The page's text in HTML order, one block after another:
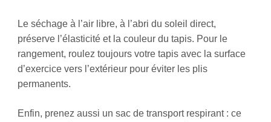
Le séchage à l’air libre, à l’abri du soleil direct,
préserve l’élasticité et la couleur du tapis. Pour le
rangement, roulez toujours votre tapis avec la surface
d’exercice vers l’extérieur pour éviter les plis
permanents.
Enfin, prenez aussi un sac de transport respirant : ce